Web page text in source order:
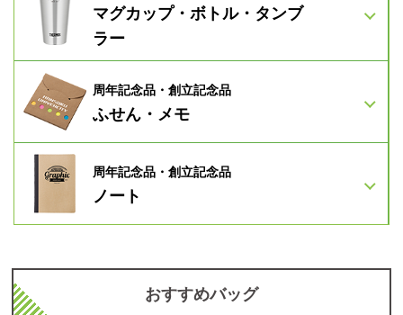
マグカップ・ボトル・ タンブ
ラー
周年記念品・創立記念品
ふせん・メモ
周年記念品・創立記念品
ノート
おすすめバッグ